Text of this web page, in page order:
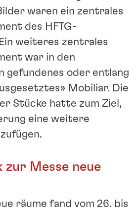
waren ein zentrales
des HFTG-
weiteres zentrales
war in den
gefundenes oder entlang
Mobiliar. Die
Stücke hatte zum Ziel,
eine weitere
zur Messe neue
räume fand vom 26. bis